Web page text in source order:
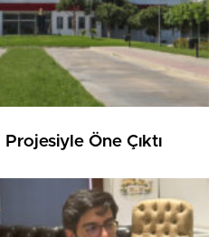
Projesiyle Öne Çıktı